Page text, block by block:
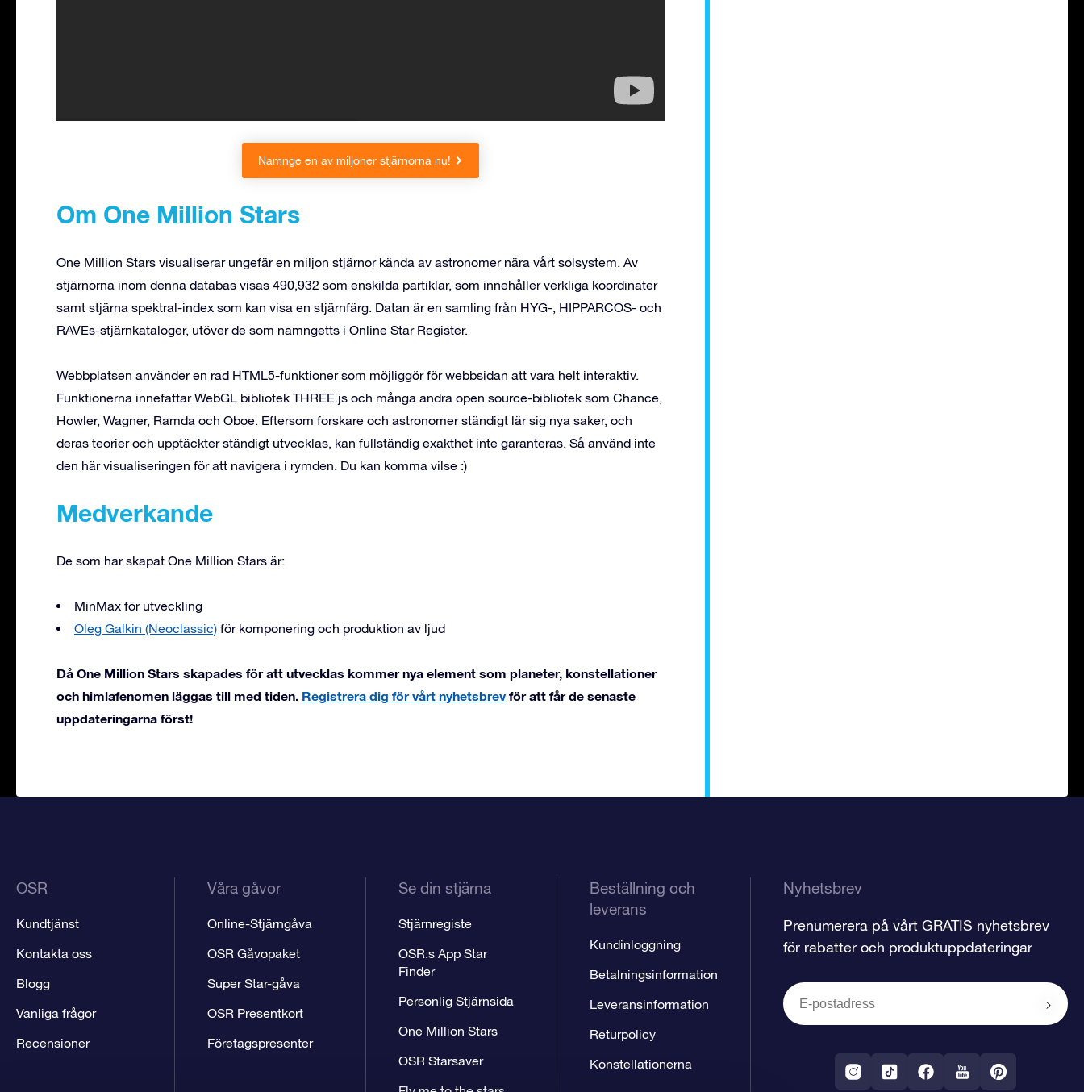
Namnge en av miljoner stjärnorna nu!
Om One Million Stars
One Million Stars visualiserar ungefär en miljon stjärnor kända av astronomer nära vårt solsystem. Av
stjärnorna inom denna databas visas 490,932 som enskilda partiklar, som innehåller verkliga koordinater
samt stjärna spektral-index som kan visa en stjärnfärg. Datan är en samling från HYG-, HIPPARCOS- och
RAVEs-stjärnkataloger, utöver de som namngetts i Online Star Register.
Webbplatsen använder en rad HTML5-funktioner som möjliggör för webbsidan att vara helt interaktiv.
Funktionerna innefattar WebGL bibliotek THREE.js och många andra open source-bibliotek som Chance,
Howler, Wagner, Ramda och Oboe. Eftersom forskare och astronomer ständigt lär sig nya saker, och
deras teorier och upptäckter ständigt utvecklas, kan fullständig exakthet inte garanteras. Så använd inte
den här visualiseringen för att navigera i rymden. Du kan komma vilse :)
Medverkande
De som har skapat One Million Stars är:
MinMax för utveckling
Oleg Galkin (Neoclassic) för komponering och produktion av ljud
Då One Million Stars skapades för att utvecklas kommer nya element som planeter, konstellationer
och himlafenomen läggas till med tiden. Registrera dig för vårt nyhetsbrev för att får de senaste
uppdateringarna först!
OSR
Kundtjänst
Kontakta oss
Blogg
Vanliga frågor
Recensioner
Våra gåvor
Online-Stjärngåva
OSR Gåvopaket
Super Star-gåva
OSR Presentkort
Företagspresenter
Se din stjärna
Stjärnregiste
OSR:s App Star
Finder
Personlig Stjärnsida
One Million Stars
OSR Starsaver
Beställning och
leverans
Kundinloggning
Betalningsinformation
Leveransinformation
Returpolicy
Konstellationerna
Nyhetsbrev
Prenumerera på vårt GRATIS nyhetsbrev
för rabatter och produktuppdateringar